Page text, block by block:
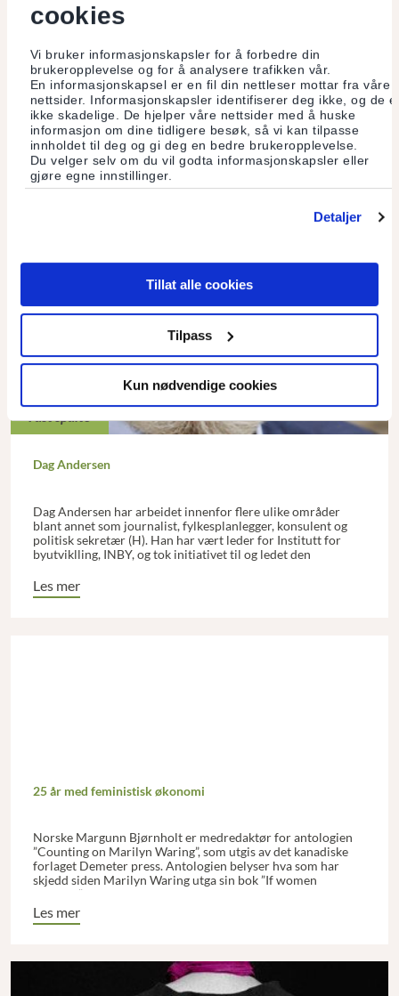
cookies
Vi bruker informasjonskapsler for å forbedre din
brukeropplevelse og for å analysere trafikken vår.
En informasjonskapsel er en fil din nettleser mottar fra våre
nettsider. Informasjonskapsler identifiserer deg ikke, og de
ikke skadelige. De hjelper våre nettsider med å huske
informasjon om dine tidligere besøk, så vi kan tilpasse
innholdet til deg og gi deg en bedre brukeropplevelse.
Du velger selv om du vil godta informasjonskapsler eller
gjøre egne innstillinger.
Detaljer
Tillat alle cookies
Tilpass
Kun nødvendige cookies
Hva om vi har misforstått...
...hva jord er og gjør? Matjorden, mulden, skal være levende.
Da kan den inneholde et mylder av liv, som samhandler med
planter og hverandre. I én teskje levende muld er det flere
organismer enn det er mennesker på jorden!
Les mer
Fast spalte
Dag Andersen
Dag Andersen har arbeidet innenfor flere ulike områder
blant annet som journalist, fylkesplanlegger, konsulent og
politisk sekretær (H). Han har vært leder for Institutt for
byutviklling, INBY, og tok initiativet til og ledet den
kompetansesenteret Norsk Dialog.
Les mer
25 år med feministisk økonomi
Norske Margunn Bjørnholt er medredaktør for antologien
”Counting on Marilyn Waring”, som utgis av det kanadiske
forlaget Demeter press. Antologien belyser hva som har
skjedd siden Marilyn Waring utga sin bok ”If women
counted” i 1988 og om hennes kritikk stadig er gyldig i dag.
Les mer